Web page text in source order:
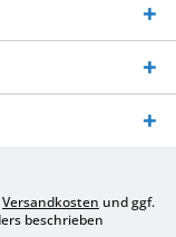
Versandkosten und ggf.
beschrieben